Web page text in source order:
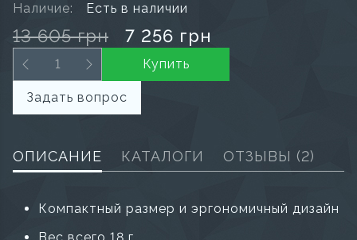
Наличие:
Есть в наличии
13 605 грн 7 256 грн
Купить
Задать вопрос
ОПИСАНИЕ КАТАЛОГИ ОТЗЫВЫ (2)
Компактный размер и эргономичный дизайн
Вес всего 18 г